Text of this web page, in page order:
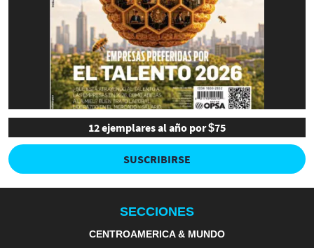
12 ejemplares al año por $75
SUSCRIBIRSE
SECCIONES
CENTROAMERICA & MUNDO